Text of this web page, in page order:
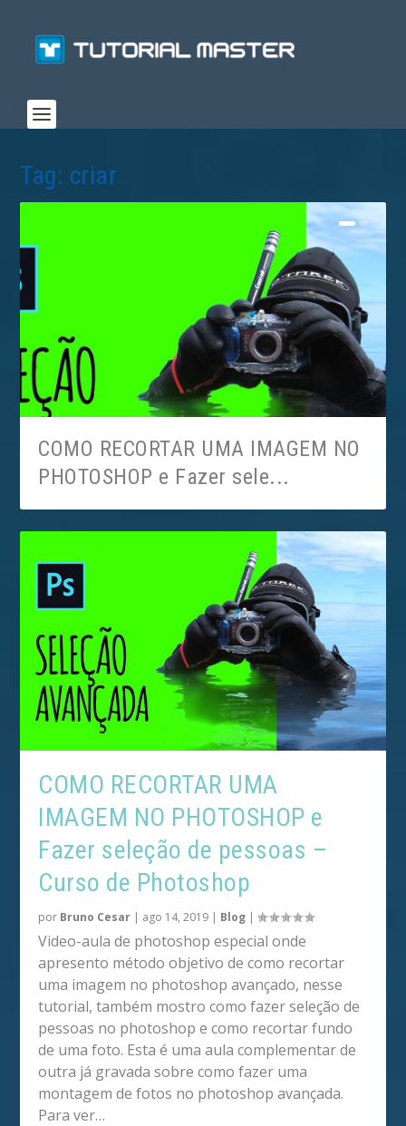
Tag: criar
COMO RECORTAR UMA IMAGEM NO
PHOTOSHOP e Fazer sele...
TEORIA DO DESIGN e Processo
Criativo de aluno do C...
COMO RECORTAR UMA
IMAGEM NO PHOTOSHOP e
Fazer seleção de pessoas –
Curso de Photoshop
por Bruno Cesar | ago 14, 2019 | Blog |
Video-aula de photoshop especial onde
apresento método objetivo de como recortar
uma imagem no photoshop avançado, nesse
tutorial, também mostro como fazer seleção de
pessoas no photoshop e como recortar fundo
de uma foto. Esta é uma aula complementar de
outra já gravada sobre como fazer uma
montagem de fotos no photoshop avançada.
Para ver…